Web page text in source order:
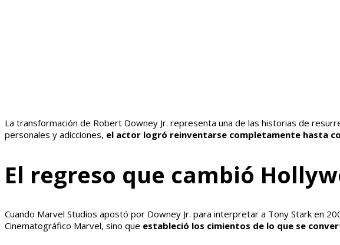
La transformación de Robert Downey Jr. representa una de las historias de
personales y adicciones, el actor logró reinventarse completamente hasta
El regreso que cambió
Cuando Marvel Studios apostó por Downey Jr. para interpretar a Tony Stark en
Cinematográfico Marvel, sino que estableció los cimientos de lo que se